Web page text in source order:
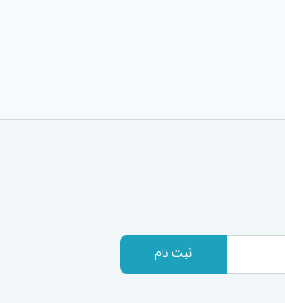
ثبت نام